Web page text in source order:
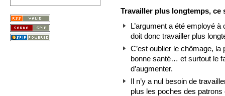
Travailler plus longtemps,
L’argument a été employé
doit donc travailler plus
C’est oublier le chômage, la
bonne santé… et surtout le
d’augmenter.
Il n’y a nul besoin de
plus les poches des